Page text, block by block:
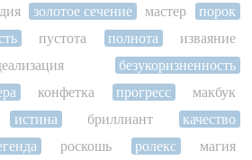
золотое сечение мастер
порок
пустота полнота
изваяние
безукоризненность
конфетка прогресс
макбук
истина бриллиант
качество
роскошь ролекс
магия